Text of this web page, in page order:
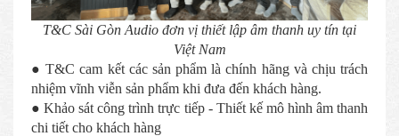
T&C Sài Gòn Audio đơn vị thiết lập âm thanh uy tín tại
Việt Nam
● T&C cam kết các sản phẩm là chính hãng và chịu trách
nhiệm vĩnh viễn sản phẩm khi đưa đến khách hàng.
● Khảo sát công trình trực tiếp - Thiết kế mô hình âm thanh
chi tiết cho khách hàng